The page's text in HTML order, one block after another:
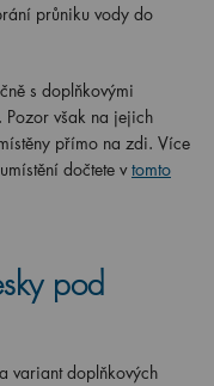
průniku vody do
s doplňkovými
Pozor však na jejich
přímo na zdi. Více
dočtete v tomto
pod
variant doplňkových